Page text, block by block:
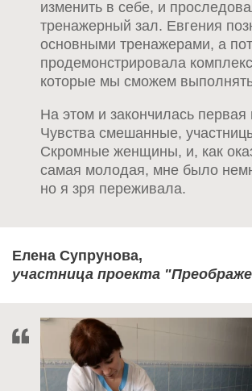
изменить в себе, и
тренажерный зал. Евгения
основными тренажерами, а
продемонстрировала
которые мы сможем
На этом и закончилась
Чувства смешанные,
Скромные женщины, и, как
самая молодая, мне было
но я зря переживала.
Елена Супрунова,
участница проекта